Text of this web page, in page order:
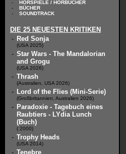
-
-
-
HÖRSPIELE / HÖRBÜCHER
BÜCHER
SOUNDTRACK
DIE 25 NEUESTEN KRITIKEN
- Red Sonja
(USA 2025)
- Star Wars - The Mandalorian
and Grogu
(USA 2026)
- Thrash
(Australien, USA 2026)
- Lord of the Flies (Mini-Serie)
(Großbritannien, Australien 2026)
- Paradoxie - Tagebuch eines
Raubtiers - LYdia Lunch
(Buch)
( 2000)
- Trophy Heads
(USA 2014)
- Tenebre